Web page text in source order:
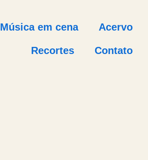
Música em cena Acervo
Recortes Contato